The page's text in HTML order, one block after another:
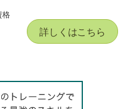
格
詳しくはこちら